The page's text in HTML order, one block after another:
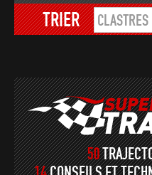
TRIER
50